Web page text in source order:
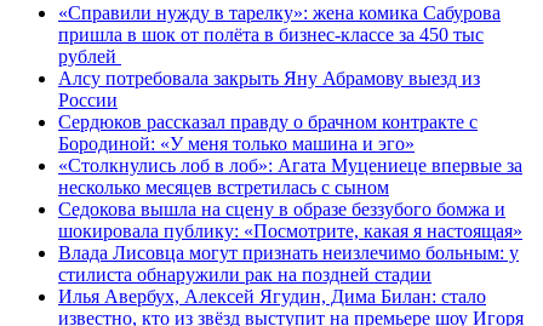
«Справили нужду в тарелку»: жена комика Сабурова
пришла в шок от полёта в бизнес-классе за 450 тыс
рублей
Алсу потребовала закрыть Яну Абрамову выезд из
России
Сердюков рассказал правду о брачном контракте с
Бородиной: «У меня только машина и эго»
«Столкнулись лоб в лоб»: Агата Муцениеце впервые за
несколько месяцев встретилась с сыном
Седокова вышла на сцену в образе беззубого бомжа и
шокировала публику: «Посмотрите, какая я настоящая»
Влада Лисовца могут признать неизлечимо больным: у
стилиста обнаружили рак на поздней стадии
Илья Авербух, Алексей Ягудин, Дима Билан: стало
известно, кто из звёзд выступит на премьере шоу Игоря